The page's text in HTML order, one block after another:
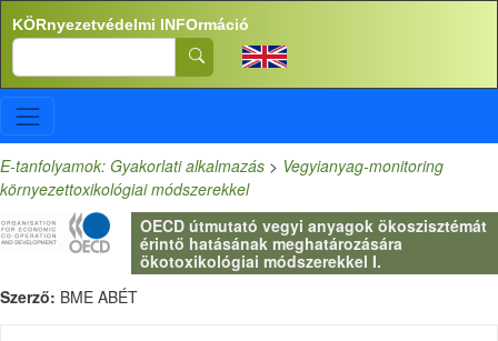
Ugrás a tartalomra
KÖRnyezetvédelmi INFOrmáció
Search
E-tanfolyamok: Gyakorlati alkalmazás > Vegyianyag-monitoring
környezettoxikológiai módszerekkel
OECD útmutató vegyi anyagok ökoszisztémát
érintő hatásának meghatározására
ökotoxikológiai módszerekkel I.
Szerző: BME ABÉT